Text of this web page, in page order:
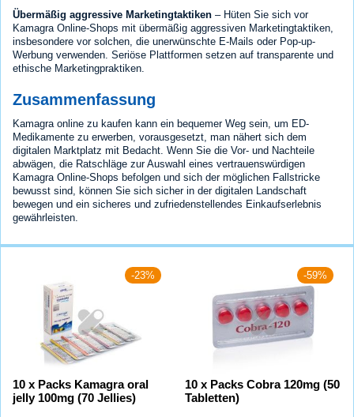
Übermäßig aggressive Marketingtaktiken – Hüten Sie sich vor
Kamagra Online-Shops mit übermäßig aggressiven Marketingtaktiken,
insbesondere vor solchen, die unerwünschte E-Mails oder Pop-up-
Werbung verwenden. Seriöse Plattformen setzen auf transparente und
ethische Marketingpraktiken.
Zusammenfassung
Kamagra online zu kaufen kann ein bequemer Weg sein, um ED-
Medikamente zu erwerben, vorausgesetzt, man nähert sich dem
digitalen Marktplatz mit Bedacht. Wenn Sie die Vor- und Nachteile
abwägen, die Ratschläge zur Auswahl eines vertrauenswürdigen
Kamagra Online-Shops befolgen und sich der möglichen Fallstricke
bewusst sind, können Sie sich sicher in der digitalen Landschaft
bewegen und ein sicheres und zufriedenstellendes Einkaufserlebnis
gewährleisten.
-23%
10 x Packs Kamagra oral
jelly 100mg (70 Jellies)
-59%
10 x Packs Cobra 120mg (50
Tabletten)